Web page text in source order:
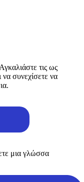
τις ως
να συνεχίσετε να
μια γλώσσα